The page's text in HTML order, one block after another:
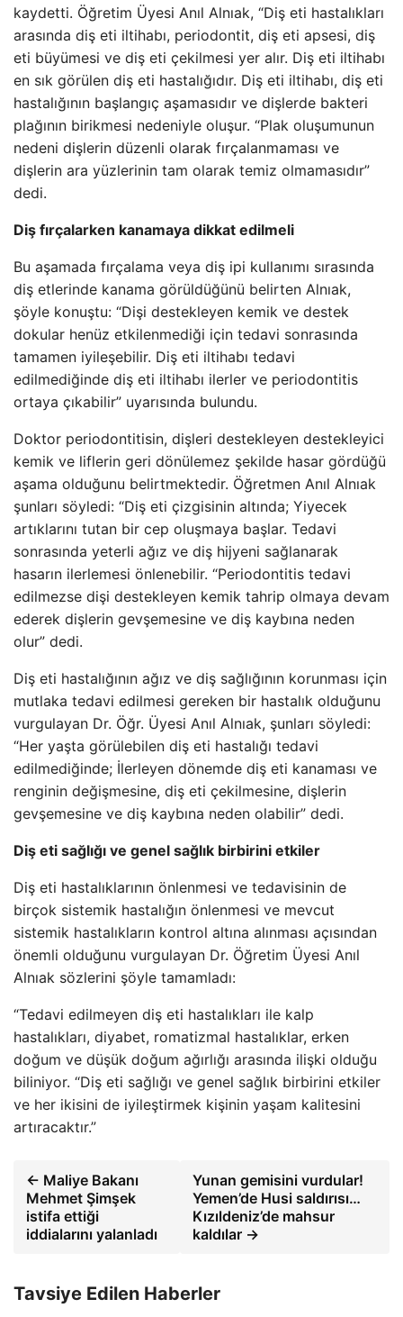
kaydetti. Öğretim Üyesi Anıl Alnıak, “Diş eti hastalıkları
arasında diş eti iltihabı, periodontit, diş eti apsesi, diş
eti büyümesi ve diş eti çekilmesi yer alır. Diş eti iltihabı
en sık görülen diş eti hastalığıdır. Diş eti iltihabı, diş eti
hastalığının başlangıç ​​aşamasıdır ve dişlerde bakteri
plağının birikmesi nedeniyle oluşur. “Plak oluşumunun
nedeni dişlerin düzenli olarak fırçalanmaması ve
dişlerin ara yüzlerinin tam olarak temiz olmamasıdır”
dedi.
Diş fırçalarken kanamaya dikkat edilmeli
Bu aşamada fırçalama veya diş ipi kullanımı sırasında
diş etlerinde kanama görüldüğünü belirten Alnıak,
şöyle konuştu: “Dişi destekleyen kemik ve destek
dokular henüz etkilenmediği için tedavi sonrasında
tamamen iyileşebilir. Diş eti iltihabı tedavi
edilmediğinde diş eti iltihabı ilerler ve periodontitis
ortaya çıkabilir” uyarısında bulundu.
Doktor periodontitisin, dişleri destekleyen destekleyici
kemik ve liflerin geri dönülemez şekilde hasar gördüğü
aşama olduğunu belirtmektedir. Öğretmen Anıl Alnıak
şunları söyledi: “Diş eti çizgisinin altında; Yiyecek
artıklarını tutan bir cep oluşmaya başlar. Tedavi
sonrasında yeterli ağız ve diş hijyeni sağlanarak
hasarın ilerlemesi önlenebilir. “Periodontitis tedavi
edilmezse dişi destekleyen kemik tahrip olmaya devam
ederek dişlerin gevşemesine ve diş kaybına neden
olur” dedi.
Diş eti hastalığının ağız ve diş sağlığının korunması için
mutlaka tedavi edilmesi gereken bir hastalık olduğunu
vurgulayan Dr. Öğr. Üyesi Anıl Alnıak, şunları söyledi:
“Her yaşta görülebilen diş eti hastalığı tedavi
edilmediğinde; İlerleyen dönemde diş eti kanaması ve
renginin değişmesine, diş eti çekilmesine, dişlerin
gevşemesine ve diş kaybına neden olabilir” dedi.
Diş eti sağlığı ve genel sağlık birbirini etkiler
Diş eti hastalıklarının önlenmesi ve tedavisinin de
birçok sistemik hastalığın önlenmesi ve mevcut
sistemik hastalıkların kontrol altına alınması açısından
önemli olduğunu vurgulayan Dr. Öğretim Üyesi Anıl
Alnıak sözlerini şöyle tamamladı:
“Tedavi edilmeyen diş eti hastalıkları ile kalp
hastalıkları, diyabet, romatizmal hastalıklar, erken
doğum ve düşük doğum ağırlığı arasında ilişki olduğu
biliniyor. “Diş eti sağlığı ve genel sağlık birbirini etkiler
ve her ikisini de iyileştirmek kişinin yaşam kalitesini
artıracaktır.”
← Maliye Bakanı
Mehmet Şimşek
istifa ettiği
iddialarını yalanladı
Yunan gemisini vurdular!
Yemen’de Husi saldırısı…
Kızıldeniz’de mahsur
kaldılar →
Tavsiye Edilen Haberler